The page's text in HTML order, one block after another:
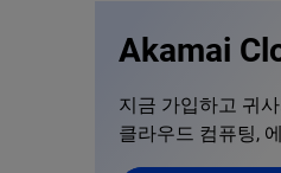
Akamai
지금 가입하고 귀
클라우드 컴퓨팅,